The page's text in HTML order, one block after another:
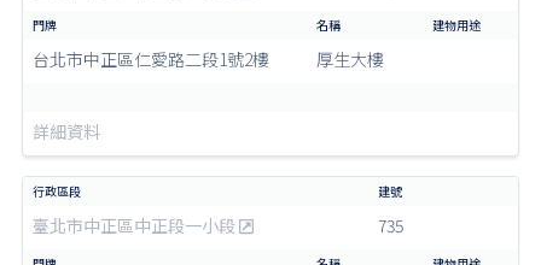
台北市中正區仁愛路二段1號2樓 厚生大樓
詳細資料
臺北市中正區中正段一小段 735